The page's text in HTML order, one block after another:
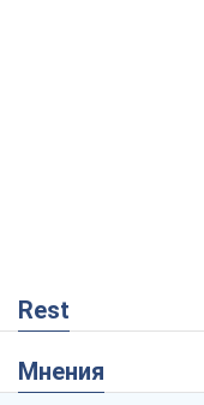
Rest
Мнения